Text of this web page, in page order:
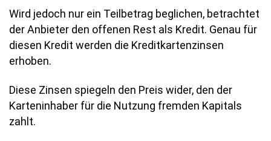
Wird jedoch nur ein Teilbetrag beglichen, betrachtet
der Anbieter den offenen Rest als Kredit. Genau für
diesen Kredit werden die Kreditkartenzinsen
erhoben.
Diese Zinsen spiegeln den Preis wider, den der
Karteninhaber für die Nutzung fremden Kapitals
zahlt.